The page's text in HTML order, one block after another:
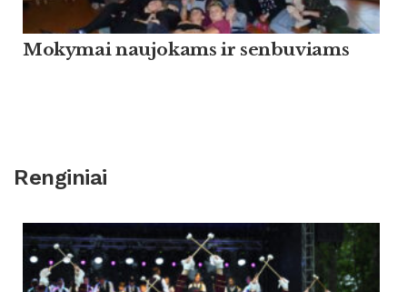
Mokymai naujokams ir senbuviams
Renginiai